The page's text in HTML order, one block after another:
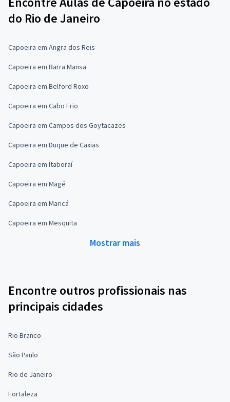
do Rio de Janeiro
Capoeira em Angra dos Reis
Capoeira em Barra Mansa
Capoeira em Belford Roxo
Capoeira em Cabo Frio
Capoeira em Campos dos Goytacazes
Capoeira em Duque de Caxias
Capoeira em Itaboraí
Capoeira em Magé
Capoeira em Maricá
Capoeira em Mesquita
Mostrar mais
Encontre outros profissionais nas
principais cidades
Rio Branco
São Paulo
Rio de Janeiro
Fortaleza